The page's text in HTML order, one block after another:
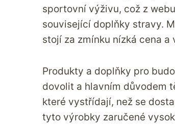
sportovní výživu, což z
související doplňky stravy.
stojí za zmínku nízká cena
Produkty a doplňky pro
dovolit a hlavním důvodem
které vystřídají, než se
tyto výrobky zaručené